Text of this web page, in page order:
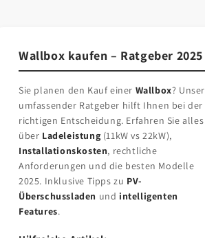
Wallbox kaufen – Ratgeber 2025
Sie planen den Kauf einer Wallbox? Unser
umfassender Ratgeber hilft Ihnen bei der
richtigen Entscheidung. Erfahren Sie alles
über Ladeleistung (11kW vs 22kW),
Installationskosten, rechtliche
Anforderungen und die besten Modelle
2025. Inklusive Tipps zu PV-
Überschussladen und intelligenten
Features.